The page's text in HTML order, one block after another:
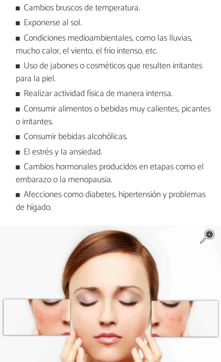
Cambios bruscos de temperatura.
Exponerse al sol.
Condiciones medioambientales, como las lluvias,
mucho calor, el viento, el frío intenso, etc.
Uso de jabones o cosméticos que resulten irritantes
para la piel.
Realizar actividad física de manera intensa.
Consumir alimentos o bebidas muy calientes, picantes
o irritantes.
Consumir bebidas alcohólicas.
El estrés y la ansiedad.
Cambios hormonales producidos en etapas como el
embarazo o la menopausia.
Afecciones como diabetes, hipertensión y problemas
de hígado.